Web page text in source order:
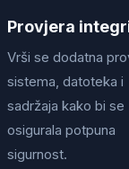
Provjera
Vrši se dodatna
sistema, datoteka i
sadržaja kako bi se
osigurala potpuna
sigurnost.